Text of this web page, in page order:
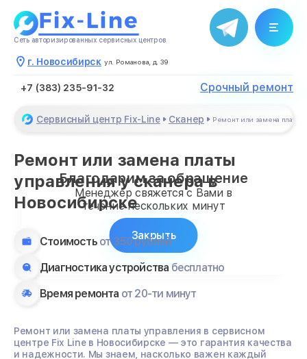
Сеть авторизированных сервисных центров
г. Новосибирск ул. Романова, д. 39
+7 (383) 235-91-32 Срочный ремонт
Сервисный центр Fix-Line Сканер Ремонт или замена платы
Ремонт или замена платы
управления у сканера в
Новосибирске
Стоимость от 350 рублей
Диагностика устройства бесплатно
Время ремонта от 20-ти минут
Ремонт или замена платы управления в сервисном
центре Fix Line в Новосибирске — это гарантия качества
и надежности. Мы знаем, насколько важен каждый
Благодарим за обращение
Менеджер свяжется с Вами в
течение нескольких минут
Закрыть